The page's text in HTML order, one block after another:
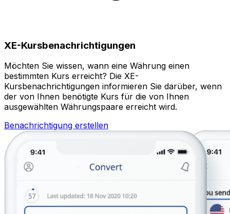
XE-Kursbenachrichtigungen
Möchten Sie wissen, wann eine Währung einen
bestimmten Kurs erreicht? Die XE-
Kursbenachrichtigungen informieren Sie darüber, wenn
der von Ihnen benötigte Kurs für die von Ihnen
ausgewählten Währungspaare erreicht wird.
Benachrichtigung erstellen